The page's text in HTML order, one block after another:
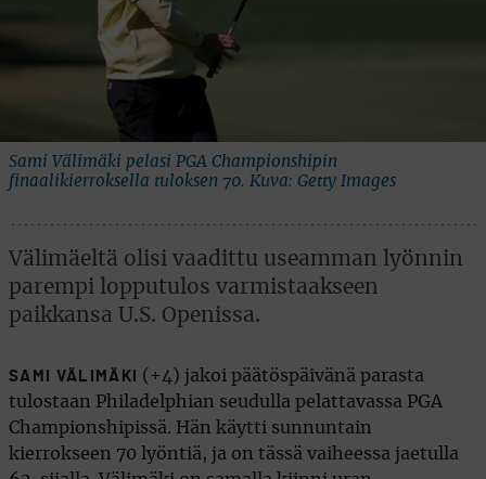
Sami Välimäki pelasi PGA Championshipin
finaalikierroksella tuloksen 70. Kuva: Getty Images
Välimäeltä olisi vaadittu useamman lyönnin
parempi lopputulos varmistaakseen
paikkansa U.S. Openissa.
SAMI VÄLIMÄKI
(+4) jakoi päätöspäivänä parasta
tulostaan Philadelphian seudulla pelattavassa PGA
Championshipissä. Hän käytti sunnuntain
kierrokseen 70 lyöntiä, ja on tässä vaiheessa jaetulla